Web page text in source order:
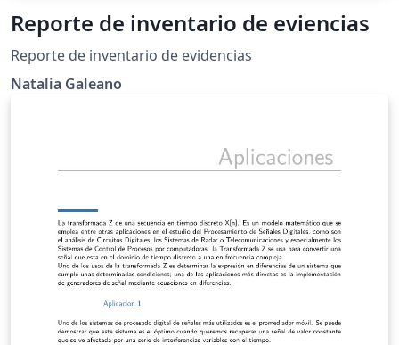
Reporte de inventario de eviencias
Reporte de inventario de evidencias
Natalia Galeano